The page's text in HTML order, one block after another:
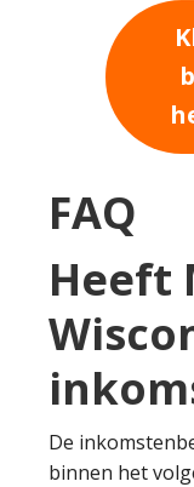
FAQ
Heeft
De
binnen het